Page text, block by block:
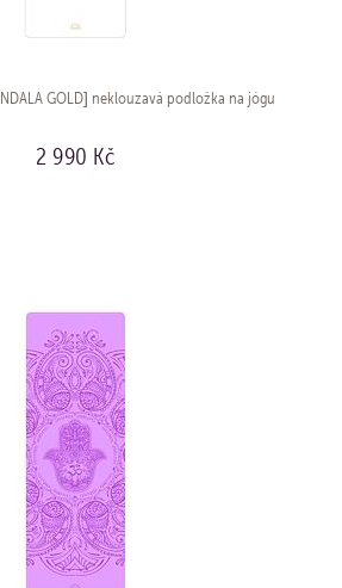
GOLD] neklouzavá podložka na jógu
2 990 Kč